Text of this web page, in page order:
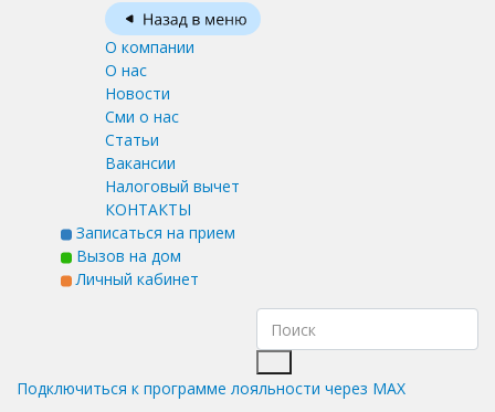
О компании
О нас
Новости
Сми о нас
Статьи
Вакансии
Налоговый вычет
КОНТАКТЫ
Записаться на прием
Вызов на дом
Личный кабинет
Подключиться к программе лояльности через MAX